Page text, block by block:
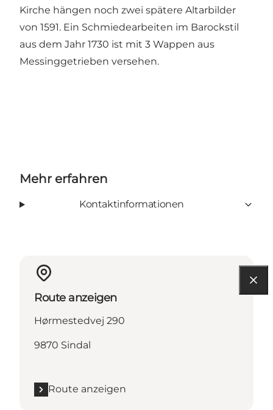
Kirche hängen noch zwei spätere Altarbilder
von 1591. Ein Schmiedearbeiten im Barockstil
aus dem Jahr 1730 ist mit 3 Wappen aus
Messinggetrieben versehen.
Mehr erfahren
Kontaktinformationen
Route anzeigen
Hørmestedvej 290
9870 Sindal
Route anzeigen